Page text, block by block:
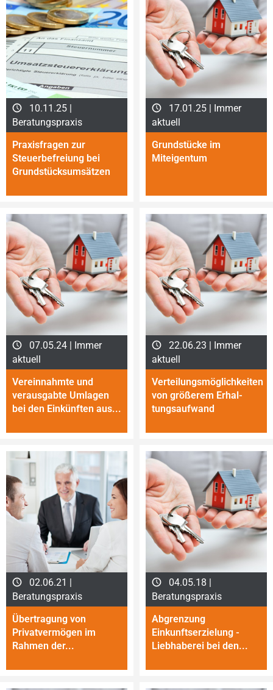
10.11.25 |
Beratungspraxis
Praxisfragen zur
Steuerbefreiung bei
Grund­stücks­umsätzen
17.01.25 | Immer
aktuell
Grundstücke im
Miteigentum
07.05.24 | Immer
aktuell
Vereinnahmte und
verausgabte Umlagen
bei den Einkünften aus...
22.06.23 | Immer
aktuell
Verteilungsmöglichkeiten
von größerem Erhal­
tungs­aufwand
02.06.21 |
Beratungspraxis
Übertragung von
Privatvermögen im
Rahmen der...
04.05.18 |
Beratungspraxis
Abgrenzung
Einkunftserzielung -
Liebhaberei bei den...